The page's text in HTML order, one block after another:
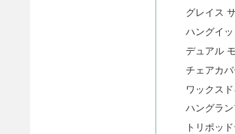
グレイス
ハングイ
デュアル
チェアカ
ワックス
ハングラ
トリポッ